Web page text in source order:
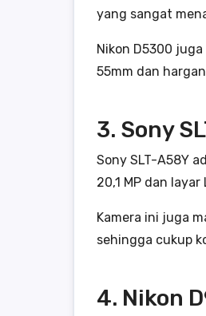
yang sangat
Nikon D5300
55mm dan
3. Sony
Sony SLT-A58Y
20,1 MP dan
Kamera ini juga
sehingga cukup
4. Nikon